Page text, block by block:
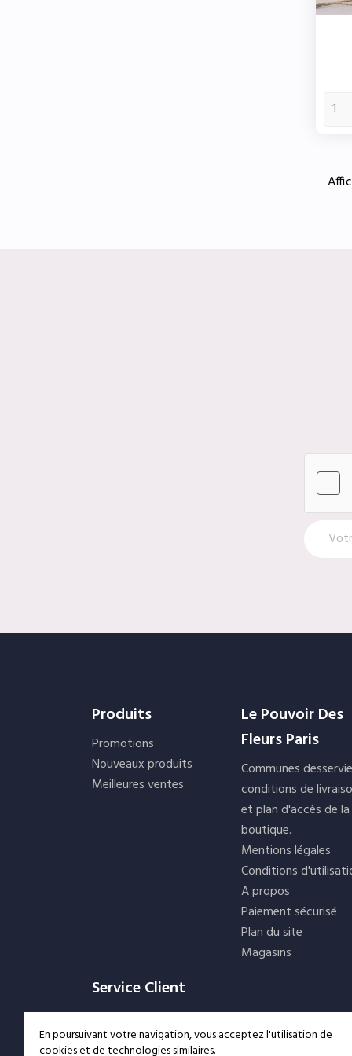
En poursuivant votre navigation, vous acceptez l'utilisation de
cookies et de technologies similaires.
Produits
Promotions
Nouveaux produits
Meilleures ventes
Le Pouvoir Des
Fleurs Paris
Communes
conditions de
et plan d'accès de la
boutique.
Mentions légales
Conditions
A propos
Paiement sécurisé
Plan du site
Magasins
Service Client
Contactez-nous